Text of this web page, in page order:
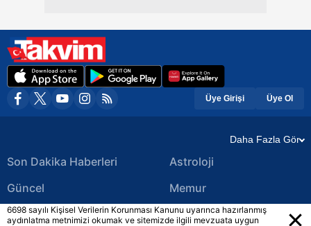
Üye Girişi Üye Ol
Daha Fazla Gör
Son Dakika Haberleri
Güncel
Ekonomi Haberleri
Astroloji
Memur
Yerel Haberler
6698 sayılı Kişisel Verilerin Korunması Kanunu uyarınca hazırlanmış
aydınlatma metnimizi okumak ve sitemizde ilgili mevzuata uygun